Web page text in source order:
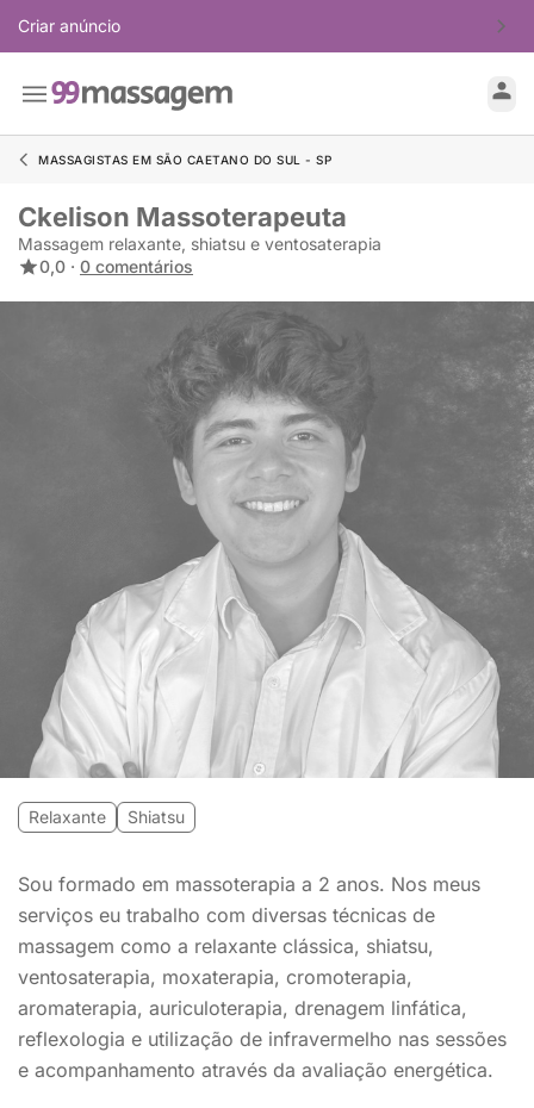
Criar anúncio
MASSAGISTAS EM SÃO CAETANO DO SUL - SP
Ckelison Massoterapeuta
Massagem relaxante, shiatsu e ventosaterapia
0,0 · 0 comentários
Relaxante Shiatsu
Sou formado em massoterapia a 2 anos. Nos meus
serviços eu trabalho com diversas técnicas de
massagem como a relaxante clássica, shiatsu,
ventosaterapia, moxaterapia, cromoterapia,
aromaterapia, auriculoterapia, drenagem linfática,
reflexologia e utilização de infravermelho nas sessões
e acompanhamento através da avaliação energética.